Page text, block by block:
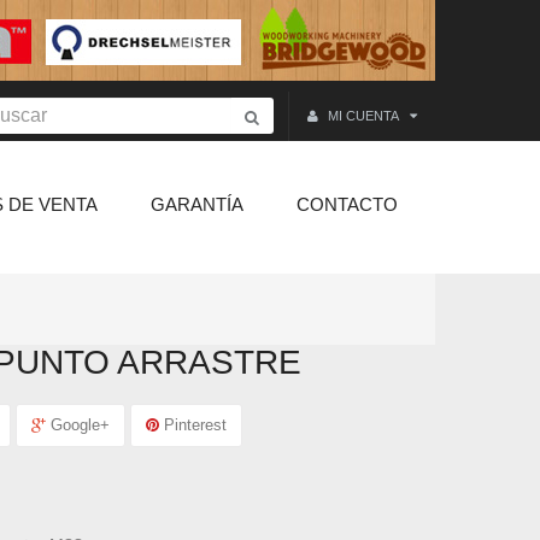
MI CUENTA
DE VENTA GARANTÍA CONTACTO
ARRASTRE
Google+ Pinterest